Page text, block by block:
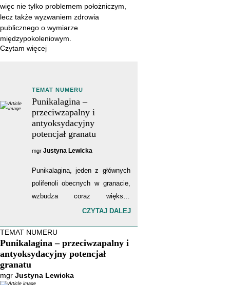
więc nie tylko problemem położniczym,
lecz także wyzwaniem zdrowia
publicznego o wymiarze
międzypokoleniowym.
Czytam więcej
TEMAT NUMERU
Punikalagina –
przeciwzapalny i
antyoksydacyjny
potencjał granatu
mgr Justyna Lewicka
Punikalagina, jeden z głównych
polifenoli obecnych w granacie,
wzbudza coraz większe
zainteresowanie naukowców ze
antyoksydacyjne i
przeciwzapalne. Badania
sugerują, że związek ten może
odgrywać istotną rolę w ochronie
CZYTAJ DALEJ
TEMAT NUMERU
Punikalagina – przeciwzapalny i
antyoksydacyjny potencjał
granatu
mgr Justyna Lewicka